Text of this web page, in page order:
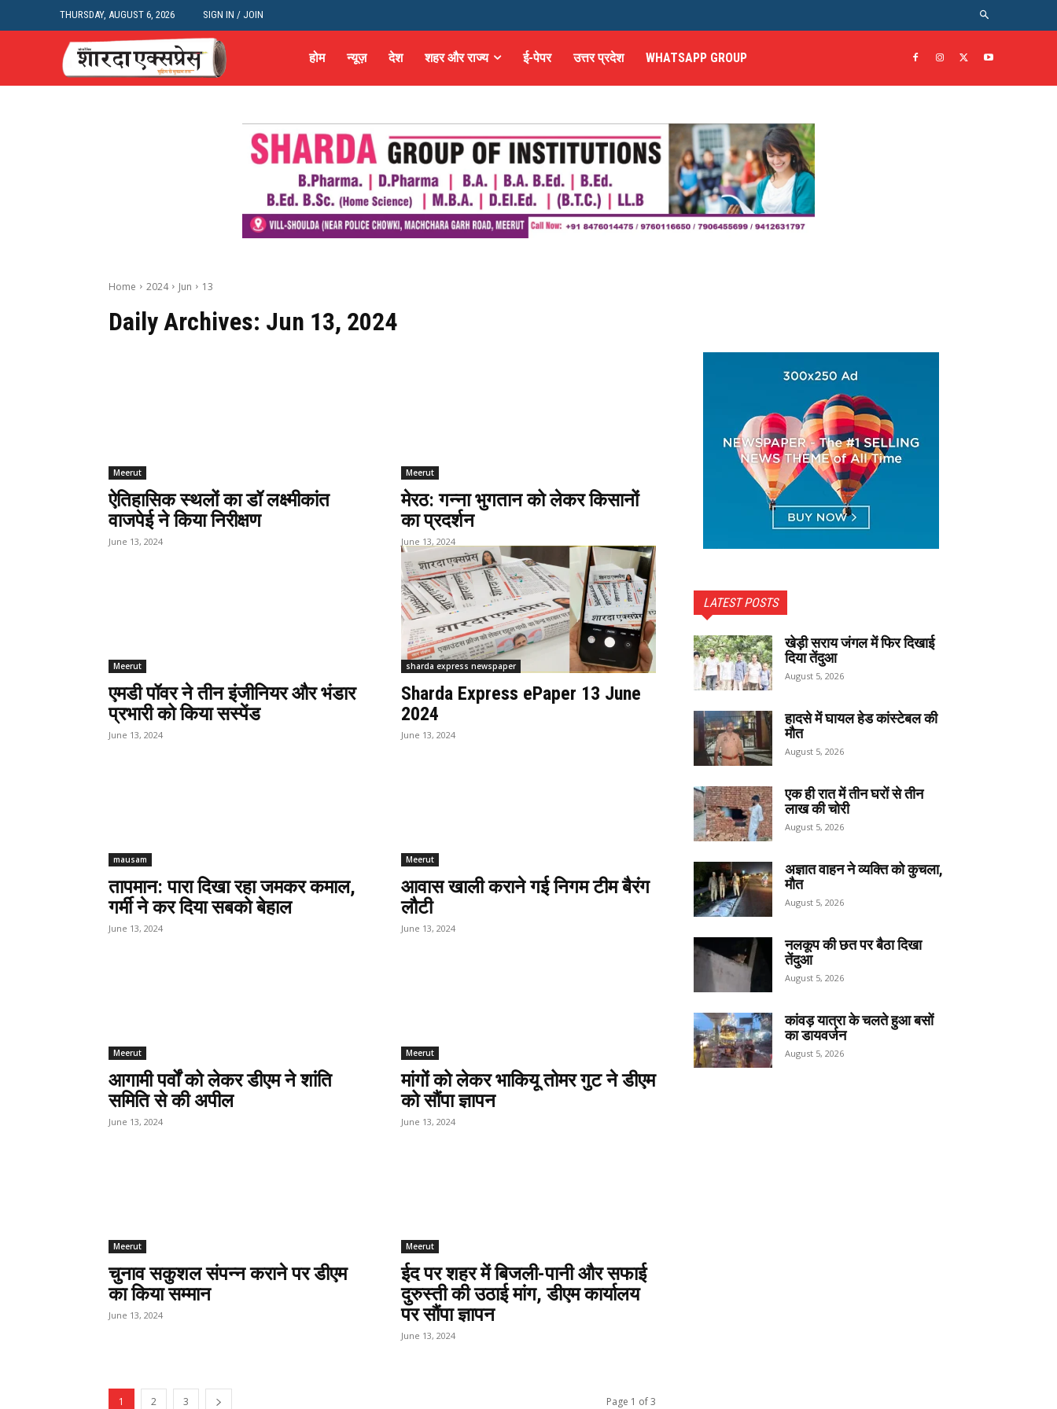
THURSDAY, AUGUST 6, 2026 SIGN IN / JOIN
होम न्यूज़ देश शहर और राज्य ई-पेपर उत्तर प्रदेश WHATSAPP GROUP
Home 2024 Jun 13
Daily Archives: Jun 13, 2024
Meerut
ऐतिहासिक स्थलों का डॉ लक्ष्मीकांत
वाजपेई ने किया निरीक्षण
June 13, 2024
Meerut
मेरठ: गन्ना भुगतान को लेकर किसानों
का प्रदर्शन
June 13, 2024
Meerut
एमडी पॉवर ने तीन इंजीनियर और भंडार
प्रभारी को किया सस्पेंड
June 13, 2024
sharda express newspaper
Sharda Express ePaper 13 June
2024
June 13, 2024
mausam
तापमान: पारा दिखा रहा जमकर कमाल,
गर्मी ने कर दिया सबको बेहाल
June 13, 2024
Meerut
आवास खाली कराने गई निगम टीम बैरंग
लौटी
June 13, 2024
Meerut
आगामी पर्वों को लेकर डीएम ने शांति
समिति से की अपील
June 13, 2024
Meerut
मांगों को लेकर भाकियू तोमर गुट ने डीएम
को सौंपा ज्ञापन
June 13, 2024
Meerut
चुनाव सकुशल संपन्न कराने पर डीएम
का किया सम्मान
June 13, 2024
Meerut
ईद पर शहर में बिजली-पानी और सफाई
दुरुस्ती की उठाई मांग, डीएम कार्यालय
पर सौंपा ज्ञापन
June 13, 2024
1 2 3 Page 1 of 3
LATEST POSTS
खेड़ी सराय जंगल में फिर दिखाई
दिया तेंदुआ
August 5, 2026
हादसे में घायल हेड कांस्टेबल की
मौत
August 5, 2026
एक ही रात में तीन घरों से तीन
लाख की चोरी
August 5, 2026
अज्ञात वाहन ने व्यक्ति को कुचला,
मौत
August 5, 2026
नलकूप की छत पर बैठा दिखा
तेंदुआ
August 5, 2026
कांवड़ यात्रा के चलते हुआ बसों
का डायवर्जन
August 5, 2026